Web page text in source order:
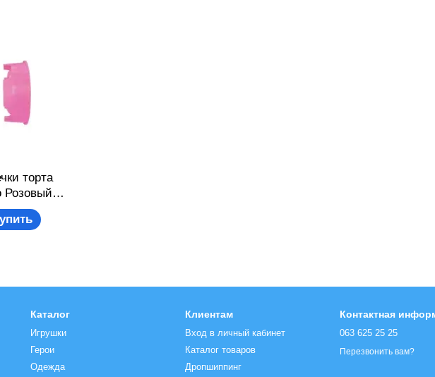
торта
Розовый
Каталог
Игрушки
Герои
Одежда
Клиентам
Вход в личный кабинет
Каталог товаров
Дропшиппинг
Контактная
063 625 25 25
Перезвонить вам?